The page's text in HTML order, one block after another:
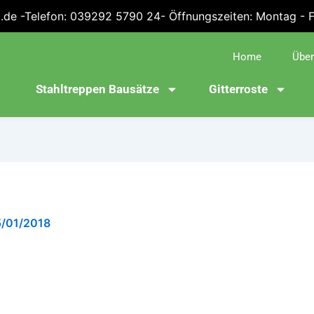
-Telefon: 039292 5790 24- Öffnungszeiten: Montag -
Home
Stahltreppen Bausätze Gitterroste
01/2018